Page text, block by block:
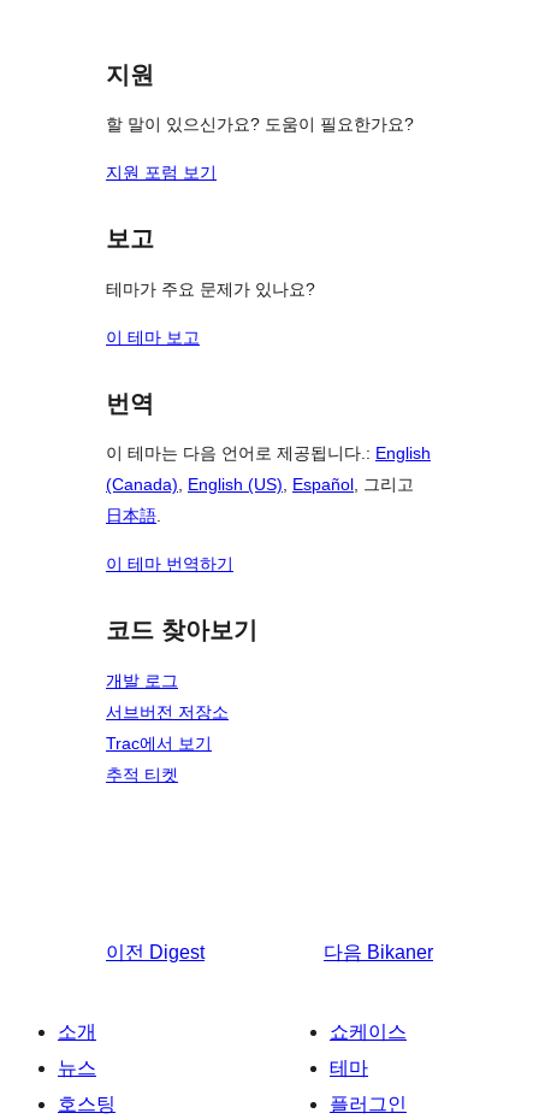
기
지원
할 말이 있으신가요? 도움이 필요한가요?
지원 포럼 보기
보고
테마가 주요 문제가 있나요?
이 테마 보고
번역
이 테마는 다음 언어로 제공됩니다.: English
(Canada), English (US), Español, 그리고
日本語.
이 테마 번역하기
코드 찾아보기
개발 로그
서브버전 저장소
Trac에서 보기
추적 티켓
이전 Digest 다음 Bikaner
소개
뉴스
호스팅
쇼케이스
테마
플러그인